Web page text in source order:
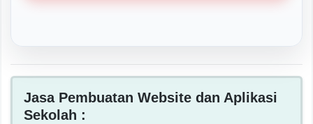
Jasa Pembuatan Website dan Aplikasi
Sekolah :